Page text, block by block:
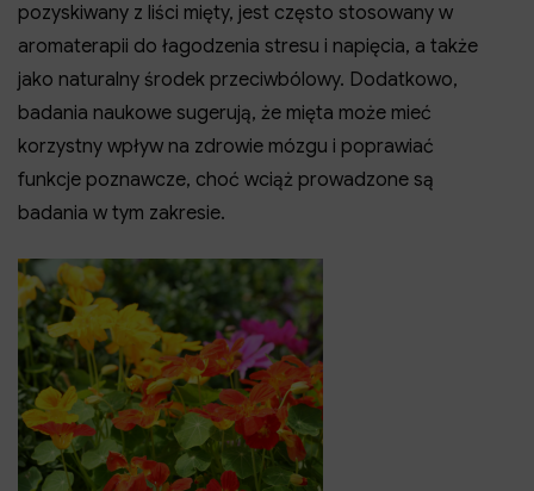
pozyskiwany z liści mięty, jest często stosowany w
aromaterapii do łagodzenia stresu i napięcia, a także
jako naturalny środek przeciwbólowy. Dodatkowo,
badania naukowe sugerują, że mięta może mieć
korzystny wpływ na zdrowie mózgu i poprawiać
funkcje poznawcze, choć wciąż prowadzone są
badania w tym zakresie.